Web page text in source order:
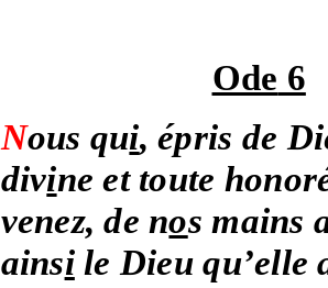
Ode 6
Nous qui, épris de
divine et toute
venez, de nos mains
ainsile Dieu qu’elle